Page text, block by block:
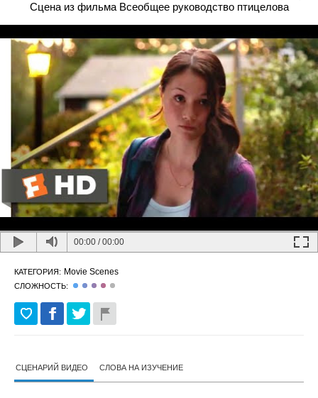
Сцена из фильма Всеобщее руководство птицелова
00:00 /00:00
КАТЕГОРИЯ: Movie Scenes
СЛОЖНОСТЬ:
СЦЕНАРИЙ ВИДЕО СЛОВА НА ИЗУЧЕНИЕ